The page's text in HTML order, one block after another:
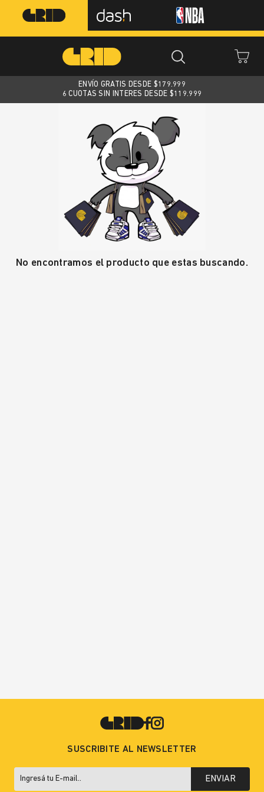
ENVÍO GRATIS DESDE $179.999
6 CUOTAS SIN INTERES DESDE $119.999
No encontramos el producto que estas buscando.
SUSCRIBITE AL NEWSLETTER
ENVIAR